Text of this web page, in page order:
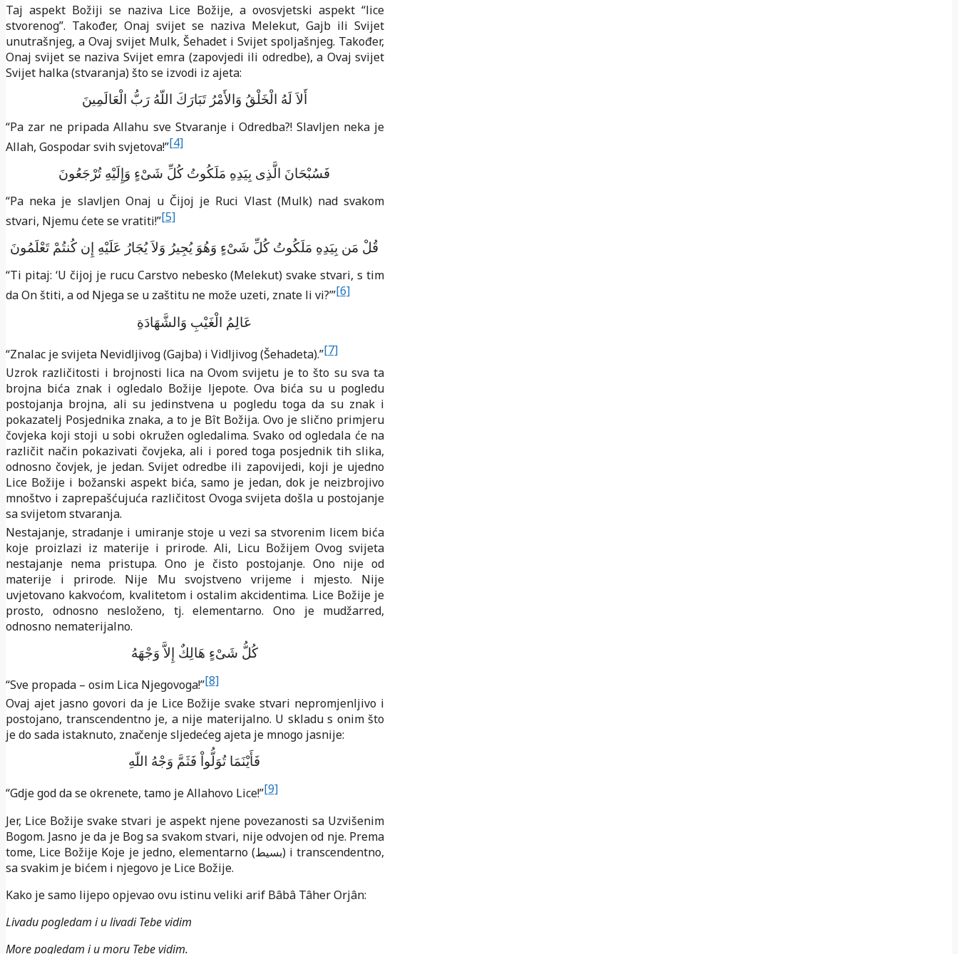
Taj aspekt Božiji se naziva Lice Božije, a ovosvjetski aspekt “lice
stvorenog”. Također, Onaj svijet se naziva Melekut, Gajb ili Svijet
unutrašnjeg, a Ovaj svijet Mulk, Šehadet i Svijet spoljašnjeg. Također,
Onaj svijet se naziva Svijet emra (zapovjedi ili odredbe), a Ovaj svijet
Svijet halka (stvaranja) što se izvodi iz ajeta:
أَلاَ لَهُ الْخَلْقُ وَالأَمْرُ تَبَارَكَ اللّهُ رَبُّ الْعَالَمِينَ
“Pa zar ne pripada Allahu sve Stvaranje i Odredba?! Slavljen neka je
Allah, Gospodar svih svjetova!”[4]
فَسُبْحَانَ الَّذِى بِيَدِهِ مَلَكُوتُ كُلِّ شَىْءٍ وَإِلَيْهِ تُرْجَعُونَ
“Pa neka je slavljen Onaj u Čijoj je Ruci Vlast (Mulk) nad svakom
stvari, Njemu ćete se vratiti!”[5]
قُلْ مَن بِيَدِهِ مَلَكُوتُ كُلِّ شَىْءٍ وَهُوَ يُجِيرُ وَلاَ يُجَارُ عَلَيْهِ إِن كُنتُمْ تَعْلَمُونَ
“Ti pitaj: ʻU čijoj je rucu Carstvo nebesko (Melekut) svake stvari, s tim
da On štiti, a od Njega se u zaštitu ne može uzeti, znate li vi?ʼ”[6]
عَالِمُ الْغَيْبِ وَالشَّهَادَةِ
“Znalac je svijeta Nevidljivog (Gajba) i Vidljivog (Šehadeta).”[7]
Uzrok različitosti i brojnosti lica na Ovom svijetu je to što su sva ta
brojna bića znak i ogledalo Božije ljepote. Ova bića su u pogledu
postojanja brojna, ali su jedinstvena u pogledu toga da su znak i
pokazatelj Posjednika znaka, a to je Bît Božija. Ovo je slično primjeru
čovjeka koji stoji u sobi okružen ogledalima. Svako od ogledala će na
različit način pokazivati čovjeka, ali i pored toga posjednik tih slika,
odnosno čovjek, je jedan. Svijet odredbe ili zapovijedi, koji je ujedno
Lice Božije i božanski aspekt bića, samo je jedan, dok je neizbrojivo
mnoštvo i zaprepašćujuća različitost Ovoga svijeta došla u postojanje
sa svijetom stvaranja.
Nestajanje, stradanje i umiranje stoje u vezi sa stvorenim licem bića
koje proizlazi iz materije i prirode. Ali, Licu Božijem Ovog svijeta
nestajanje nema pristupa. Ono je čisto postojanje. Ono nije od
materije i prirode. Nije Mu svojstveno vrijeme i mjesto. Nije
uvjetovano kakvoćom, kvalitetom i ostalim akcidentima. Lice Božije je
prosto, odnosno nesloženo, tj. elementarno. Ono je mudžarred,
odnosno nematerijalno.
كُلُّ شَىْءٍ هَالِكٌ إِلاَّ وَجْهَهُ
“Sve propada – osim Lica Njegovoga!”[8]
Ovaj ajet jasno govori da je Lice Božije svake stvari nepromjenljivo i
postojano, transcendentno je, a nije materijalno. U skladu s onim što
je do sada istaknuto, značenje sljedećeg ajeta je mnogo jasnije:
فَأَيْنَمَاتُوَلُّواْ فَثَمَّ وَجْهُ اللّهِ
“Gdje god da se okrenete, tamo je Allahovo Lice!”[9]
Jer, Lice Božije svake stvari je aspekt njene povezanosti sa Uzvišenim
Bogom. Jasno je da je Bog sa svakom stvari, nije odvojen od nje. Prema
tome, Lice Božije Koje je jedno, elementarno (بسيط) i transcendentno,
sa svakim je bićem i njegovo je Lice Božije.
Kako je samo lijepo opjevao ovu istinu veliki arif Bâbâ Tâher Orjân:
Livadu pogledam i u livadi Tebe vidim
More pogledam i u moru Tebe vidim.